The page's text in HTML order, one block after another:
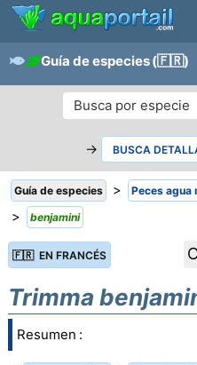
Guía de especies(🇫🇷)
→ BUSCA
Guía de especies > Peces agua
> benjamini
🇫🇷 EN FRANCÉS
Trimma
Resumen :